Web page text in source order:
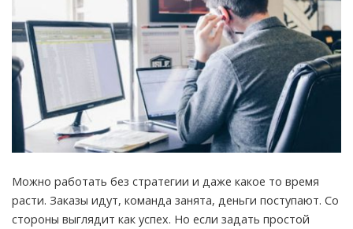
Можно работать без стратегии и даже какое то время
расти. Заказы идут, команда занята, деньги поступают. Со
стороны выглядит как успех. Но если задать простой